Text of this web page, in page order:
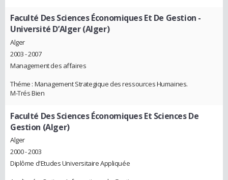
Faculté Des Sciences Économiques Et De Gestion -
Université D’Alger (Alger)
Alger
2003 - 2007
Management des affaires
Théme : Management Strategique des ressources Humaines.
M-Trés Bien
Faculté Des Sciences Économiques Et Sciences De
Gestion (Alger)
Alger
2000 - 2003
Diplôme d'Etudes Universitaire Appliquée